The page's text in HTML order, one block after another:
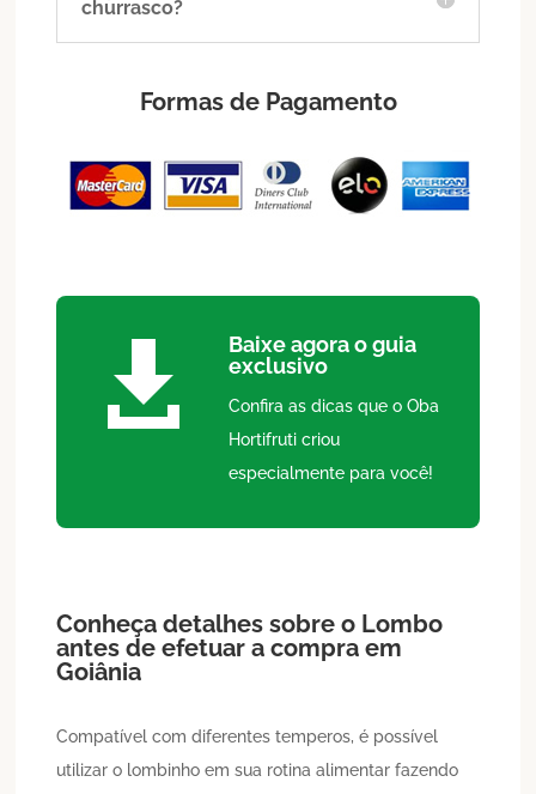
churrasco?
Formas de Pagamento

Baixe agora o guia
exclusivo
Confira as dicas que o Oba
Hortifruti criou
especialmente para você!
Conheça detalhes sobre o Lombo
antes de efetuar a compra em
Goiânia
Compatível com diferentes temperos, é possível
utilizar o lombinho em sua rotina alimentar fazendo